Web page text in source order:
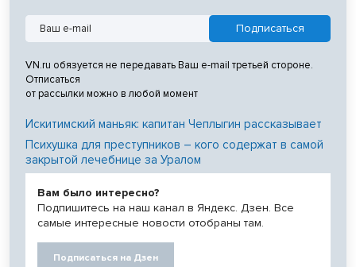
VN.ru обязуется не передавать Ваш e-mail третьей стороне.
Отписаться
от рассылки можно в любой момент
Искитимский маньяк: капитан Чеплыгин рассказывает
Психушка для преступников – кого содержат в самой
закрытой лечебнице за Уралом
Вам было интересно?
Подпишитесь на наш канал в Яндекс. Дзен. Все
самые интересные новости отобраны там.
Подписаться на Дзен